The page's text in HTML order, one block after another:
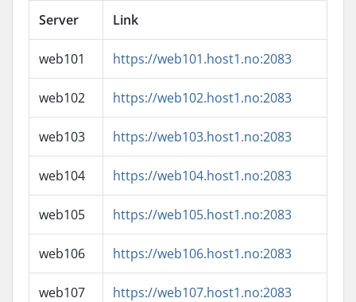
Server
Link
web101 https://web101.host1.no:2083
web102 https://web102.host1.no:2083
web103 https://web103.host1.no:2083
web104 https://web104.host1.no:2083
web105 https://web105.host1.no:2083
web106 https://web106.host1.no:2083
web107 https://web107.host1.no:2083